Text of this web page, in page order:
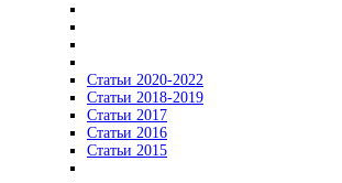
Статьи 2020-2022
Статьи 2018-2019
Статьи 2017
Статьи 2016
Статьи 2015